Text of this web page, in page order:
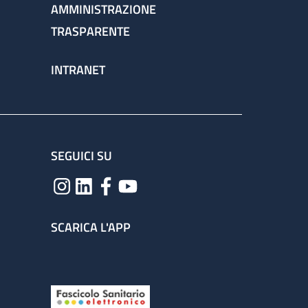
AMMINISTRAZIONE
TRASPARENTE
INTRANET
SEGUICI SU
SCARICA L'APP